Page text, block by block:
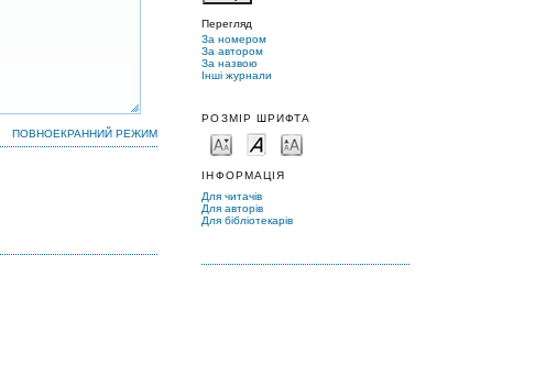
Перегляд
За номером
За автором
За назвою
Інші журнали
РОЗМІР ШРИФТА
ІНФОРМАЦІЯ
Для читачів
Для авторів
Для бібліотекарів
ПОВНОЕКРАННИЙ РЕЖИМ